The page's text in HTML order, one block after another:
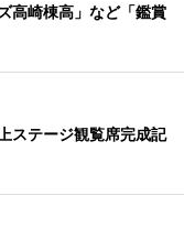
高崎棟高」など「鑑賞
ステージ観覧席完成記